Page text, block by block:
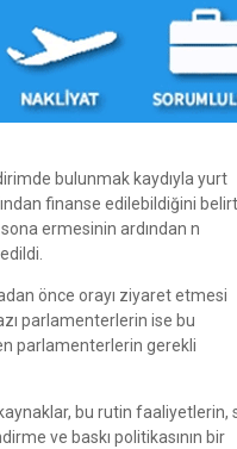
bulunmak kaydıyla yurt
finanse edilebildiğini
ermesinin ardından n
önce orayı ziyaret etmesi
parlamenterlerin ise bu
parlamenterlerin gerekli
kaynaklar, bu rutin faaliyetlerin,
ve baskı politikasının bir